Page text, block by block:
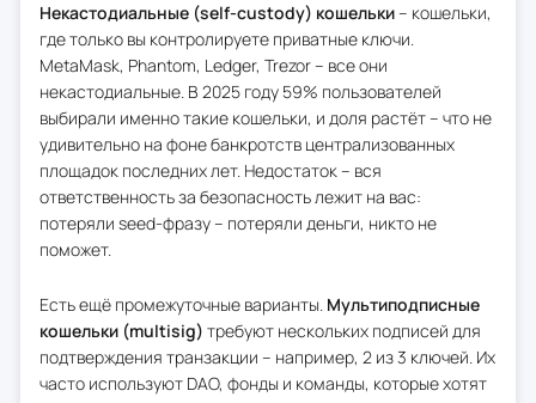
Некастодиальные (self-custody) кошельки– кошельки,
где только вы контролируете приватные ключи.
MetaMask, Phantom, Ledger, Trezor – все они
некастодиальные. В 2025 году 59% пользователей
выбирали именно такие кошельки, и доля растёт – что не
удивительно на фоне банкротств централизованных
площадок последних лет. Недостаток – вся
ответственность за безопасность лежит на вас:
потеряли seed-фразу – потеряли деньги, никто не
поможет.
Есть ещё промежуточные варианты. Мультиподписные
кошельки (multisig) требуют нескольких подписей для
подтверждения транзакции – например, 2 из 3 ключей. Их
часто используют DAO, фонды и команды, которые хотят